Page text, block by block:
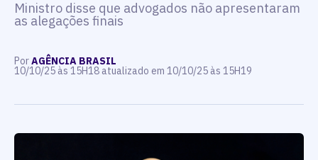
Ministro disse que advogados não apresentaram
as alegações finais
PorAGÊNCIA BRASIL
10/10/25 às 15H18 atualizado em 10/10/25 às 15H19